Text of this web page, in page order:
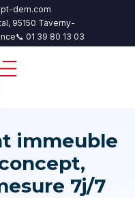
dem.com
95150 Taverny-
📞 01 39 80 13 03
immeuble
7j/7